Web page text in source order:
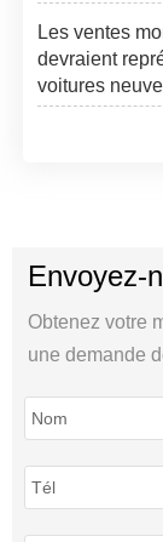
Les ventes
devraient
voitures
Envoyez-
Obtenez votre
une demande